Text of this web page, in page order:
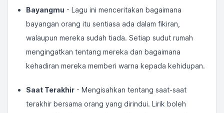
Bayangmu - Lagu ini menceritakan bagaimana
bayangan orang itu sentiasa ada dalam fikiran,
walaupun mereka sudah tiada. Setiap sudut rumah
mengingatkan tentang mereka dan bagaimana
kehadiran mereka memberi warna kepada kehidupan.
Saat Terakhir - Mengisahkan tentang saat-saat
terakhir bersama orang yang dirindui. Lirik boleh